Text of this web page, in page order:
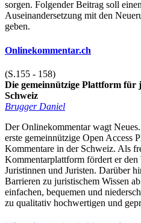
sorgen. Folgender Beitrag soll
Auseinandersetzung mit den
geben.
Onlinekommentar.ch
(S.155 - 158)
Die gemeinnützige Plattform für
Schweiz
Brugger Daniel
Der Onlinekommentar wagt
erste gemeinnützige Open Access
Kommentare in der Schweiz. Als
Kommentarplattform fördert er den
Juristinnen und Juristen. Darüber
Barrieren zu juristischem Wissen
einfachen, bequemen und
zu qualitativ hochwertigen und